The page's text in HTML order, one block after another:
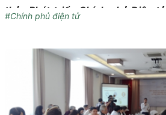
thảo Phát triển Chính phủ Điện
#Chính phủ điện tử